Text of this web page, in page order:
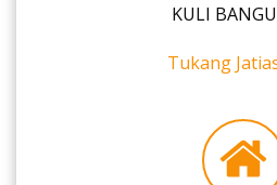
KULI
Tukang